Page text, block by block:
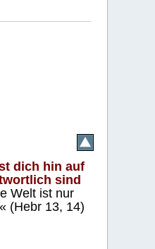
dich hin auf
sind
Welt ist nur
(Hebr 13, 14)